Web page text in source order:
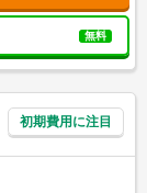
無料
初期費用に注目